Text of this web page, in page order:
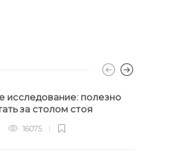
исследование: полезно
за столом стоя
16075